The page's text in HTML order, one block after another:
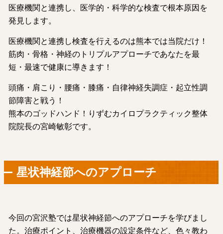
医療機関と連携し、医学的・科学的な検査で根本原因を
発見します。
医療機関と連携し検査を行えるのは熊本では当院だけ！
筋肉・骨格・神経のトリプルアプローチであなたを最
短・最速で健康に導きます！
頭痛・肩こり・腰痛・膝痛・自律神経失調症・起立性調
節障害と戦う！
熊本のゴッドハンド！りずむカイロプラクティック整体
院院長の宮崎敏彰です。
星状神経節へのアプローチ
今回の宮沢塾では星状神経節へのアプローチを学びまし
た。治療ポイント、治療機器の設定条件など、色々教わ